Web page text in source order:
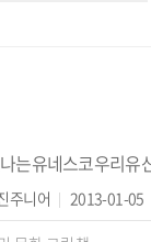
는유네스코우리유
주니어 2013-01-05